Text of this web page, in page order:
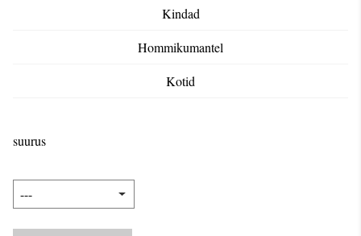
Kindad
Hommikumantel
Kotid
suurus